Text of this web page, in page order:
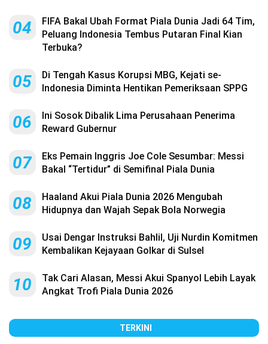
04
FIFA Bakal Ubah Format Piala Dunia Jadi 64 Tim,
Peluang Indonesia Tembus Putaran Final Kian
Terbuka?
05
Di Tengah Kasus Korupsi MBG, Kejati se-
Indonesia Diminta Hentikan Pemeriksaan SPPG
06
Ini Sosok Dibalik Lima Perusahaan Penerima
Reward Gubernur
07
Eks Pemain Inggris Joe Cole Sesumbar: Messi
Bakal “Tertidur” di Semifinal Piala Dunia
08
Haaland Akui Piala Dunia 2026 Mengubah
Hidupnya dan Wajah Sepak Bola Norwegia
09
Usai Dengar Instruksi Bahlil, Uji Nurdin Komitmen
Kembalikan Kejayaan Golkar di Sulsel
10
Tak Cari Alasan, Messi Akui Spanyol Lebih Layak
Angkat Trofi Piala Dunia 2026
TERKINI